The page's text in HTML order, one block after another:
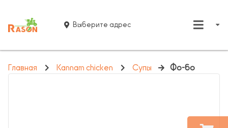
Выберите адрес
Главная Kannam chicken Супы Фо-бо